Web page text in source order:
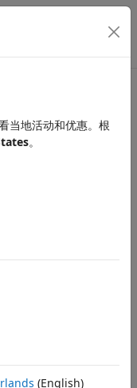
当地活动和优惠。根
。
(English)